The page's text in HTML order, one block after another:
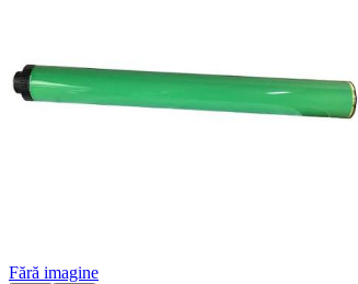
Fără imagine